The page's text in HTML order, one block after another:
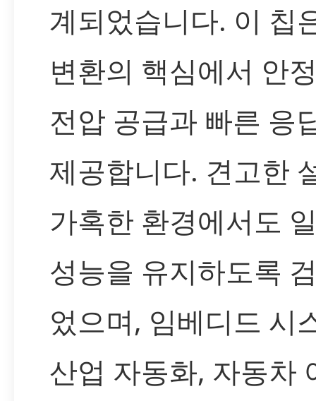
계되었습니다. 이 칩
변환의 핵심에서 안
전압 공급과 빠른 응
제공합니다. 견고한
가혹한 환경에서도
성능을 유지하도록
었으며, 임베디드 시
산업 자동화, 자동차